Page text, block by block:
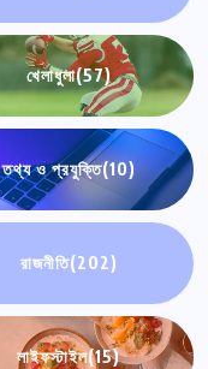
খেলাধুলা(57)
তথ্য ও প্রযুক্তি(10)
রাজনীতি(202)
লাইফস্টাইল(15)